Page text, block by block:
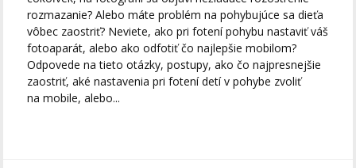
rozmazanie? Alebo máte problém na pohybujúce sa dieťa
vôbec zaostriť? Neviete, ako pri fotení pohybu nastaviť váš
fotoaparát, alebo ako odfotiť čo najlepšie mobilom?
Odpovede na tieto otázky, postupy, ako čo najpresnejšie
zaostriť, aké nastavenia pri fotení detí v pohybe zvoliť
na mobile, alebo...